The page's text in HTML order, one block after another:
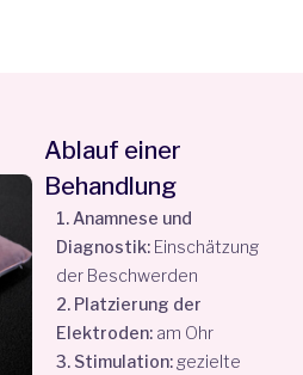
Ablauf einer
Behandlung
1. Anamnese und
Diagnostik: Einschätzung
der Beschwerden
2. Platzierung der
Elektroden: am Ohr
3. Stimulation: gezielte